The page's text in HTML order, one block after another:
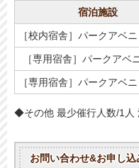
宿泊施設
［校内宿舎］パークアベ
［専用宿舎］パークアベ
［専用宿舎］パークアベ
◆その他 最少催行人数/1人
お問い合わせ&お申し込